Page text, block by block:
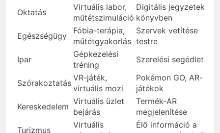
Oktatás
Virtuális labor,
műtétszimuláció
Digitális jegyzetek
könyvben
Egészségügy
Fóbia-terápia,
műtétgyakorlás
Szervek vetítése
testre
Ipar
Gépkezelési
tréning
Szerelési segédlet
Szórakoztatás
VR-játék,
virtuális mozi
Pokémon GO, AR-
játékok
Kereskedelem
Virtuális üzlet
bejárás
Termék-AR
megjelenítése
Turizmus
Virtuális
Élő információ a